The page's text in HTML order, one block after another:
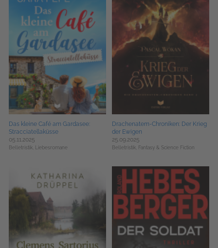
Das kleine Café am Gardasee:
Stracciatellaküsse
05.11.2025
Belletristik, Liebesromane
Drachenatem-Chroniken: Der Krieg
der Ewigen
25.09.2025
Belletristik, Fantasy & Science Fiction